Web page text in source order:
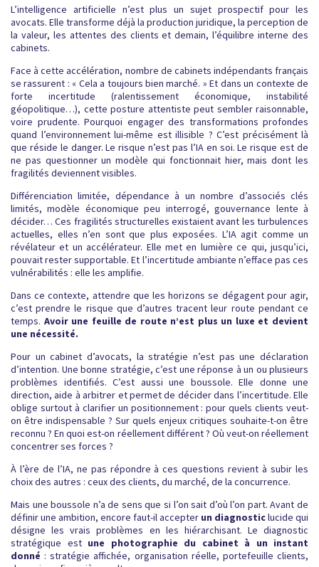
L’intelligence artificielle n’est plus un sujet prospectif pour les
avocats. Elle transforme déjà la production juridique, la perception de
la valeur, les attentes des clients et demain, l’équilibre interne des
cabinets.
Face à cette accélération, nombre de cabinets indépendants français
se rassurent : « Cela a toujours bien marché. » Et dans un contexte de
forte incertitude (ralentissement économique, instabilité
géopolitique…), cette posture attentiste peut sembler raisonnable,
voire prudente. Pourquoi engager des transformations profondes
quand l’environnement lui-même est illisible ? C’est précisément là
que réside le danger. Le risque n’est pas l’IA en soi. Le risque est de
ne pas questionner un modèle qui fonctionnait hier, mais dont les
fragilités deviennent visibles.
Différenciation limitée, dépendance à un nombre d’associés clés
limités, modèle économique peu interrogé, gouvernance lente à
décider… Ces fragilités structurelles existaient avant les turbulences
actuelles, elles n’en sont que plus exposées. L’IA agit comme un
révélateur et un accélérateur. Elle met en lumière ce qui, jusqu’ici,
pouvait rester supportable. Et l’incertitude ambiante n’efface pas ces
vulnérabilités : elle les amplifie.
Dans ce contexte, attendre que les horizons se dégagent pour agir,
c’est prendre le risque que d’autres tracent leur route pendant ce
temps. Avoir une feuille de route n’est plus un luxe et devient
une nécessité.
Pour un cabinet d’avocats, la stratégie n’est pas une déclaration
d’intention. Une bonne stratégie, c’est une réponse à un ou plusieurs
problèmes identifiés. C’est aussi une boussole. Elle donne une
direction, aide à arbitrer et permet de décider dans l’incertitude. Elle
oblige surtout à clarifier un positionnement : pour quels clients veut-
on être indispensable ? Sur quels enjeux critiques souhaite-t-on être
reconnu ? En quoi est-on réellement différent ? Où veut-on réellement
concentrer ses forces ?
À l’ère de l’IA, ne pas répondre à ces questions revient à subir les
choix des autres : ceux des clients, du marché, de la concurrence.
Mais une boussole n’a de sens que si l’on sait d’où l’on part. Avant de
définir une ambition, encore faut-il accepter un diagnosticlucide qui
désigne les vrais problèmes en les hiérarchisant. Le diagnostic
stratégique est une photographie du cabinet à un instant
donné : stratégie affichée, organisation réelle, portefeuille clients,